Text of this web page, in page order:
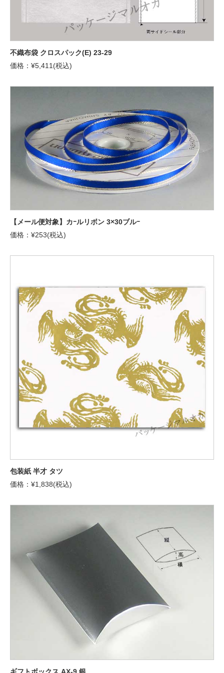
不織布袋 クロスパック(E) 23-29
価格：¥5,411(税込)
【メール便対象】カｰルリボン 3×30ブルｰ
価格：¥253(税込)
包装紙 半才 タツ
価格：¥1,838(税込)